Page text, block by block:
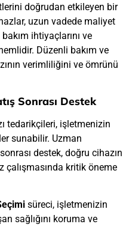
doğrudan etkileyen bir
uzun vadede maliyet
ihtiyaçlarını ve
Düzenli bakım ve
verimliliğini ve ömrünü
Sonrası Destek
tedarikçileri, işletmenizin
sunabilir. Uzman
destek, doğru cihazın
çalışmasında kritik öneme
süreci, işletmenizin
sağlığını koruma ve